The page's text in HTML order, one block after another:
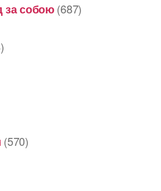
за собою(687)
(570)